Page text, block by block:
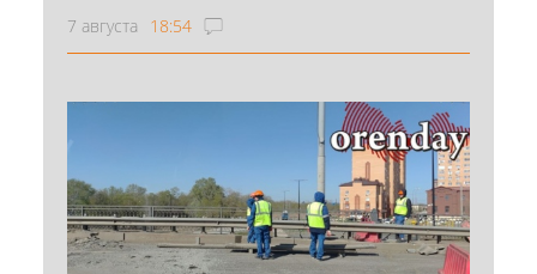
7 августа 18:54